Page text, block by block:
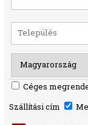
Céges
Szállítási cím